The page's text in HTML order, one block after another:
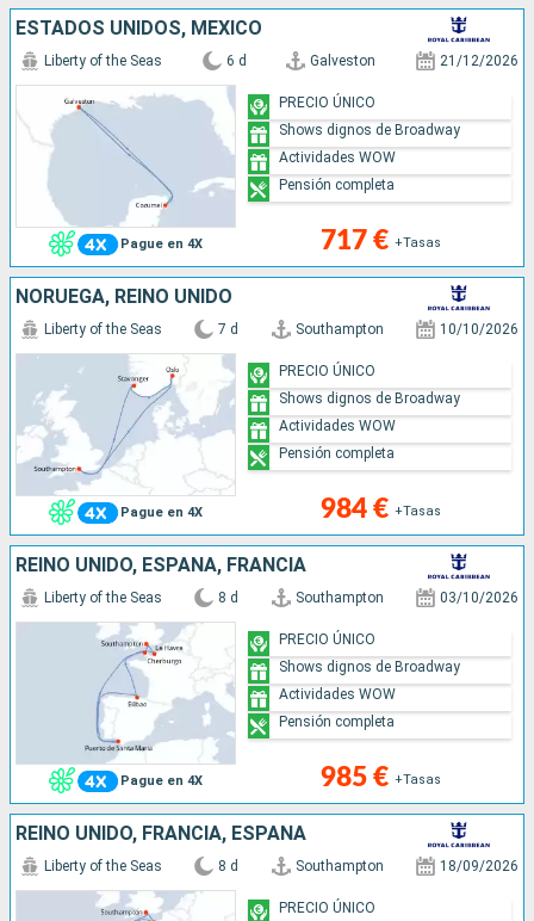
ESTADOS UNIDOS, MÉXICO
Pague en 4X
Liberty of the Seas 6 d Galveston 21/12/2026
717 € +Tasas
PRECIO ÚNICO
Shows dignos de Broadway
Actividades WOW
Pensión completa
NORUEGA, REINO UNIDO
Pague en 4X
Liberty of the Seas 7 d Southampton 10/10/2026
984 € +Tasas
PRECIO ÚNICO
Shows dignos de Broadway
Actividades WOW
Pensión completa
REINO UNIDO, ESPAÑA, FRANCIA
Pague en 4X
Liberty of the Seas 8 d Southampton 03/10/2026
985 € +Tasas
PRECIO ÚNICO
Shows dignos de Broadway
Actividades WOW
Pensión completa
REINO UNIDO, FRANCIA, ESPAÑA
Liberty of the Seas 8 d Southampton 18/09/2026
PRECIO ÚNICO